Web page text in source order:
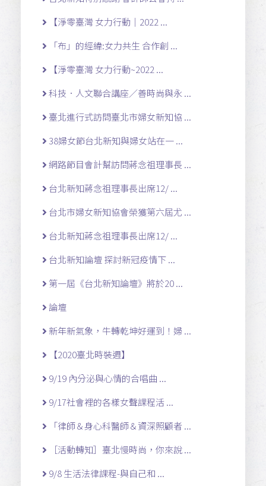
【淨零臺灣 女力行動｜2022 ...
「布」的經緯:女力共生 合作創 ...
【淨零臺灣 女力行動~2022 ...
科技．人文聯合講座／善時尚與永 ...
臺北進行式訪問臺北市婦女新知協 ...
38婦女節台北新知與婦女站在一 ...
網路節目會計幫訪問蔣念祖理事長 ...
台北新知蔣念祖理事長出席12/ ...
台北市婦女新知協會榮獲第六屆尤 ...
台北新知蔣念祖理事長出席12/ ...
台北新知論壇 探討新冠疫情下 ...
第一屆《台北新知論壇》將於20 ...
論壇
新年新氣象，牛轉乾坤好運到！婦 ...
【2020臺北時裝週】
9/19 內分泌與心情的合唱曲 ...
9/17社會裡的各樣女聲課程活 ...
「律師＆身心科醫師＆資深照顧者 ...
［活動轉知］臺北慢時尚，你來說 ...
9/8 生活法律課程-與自己和 ...